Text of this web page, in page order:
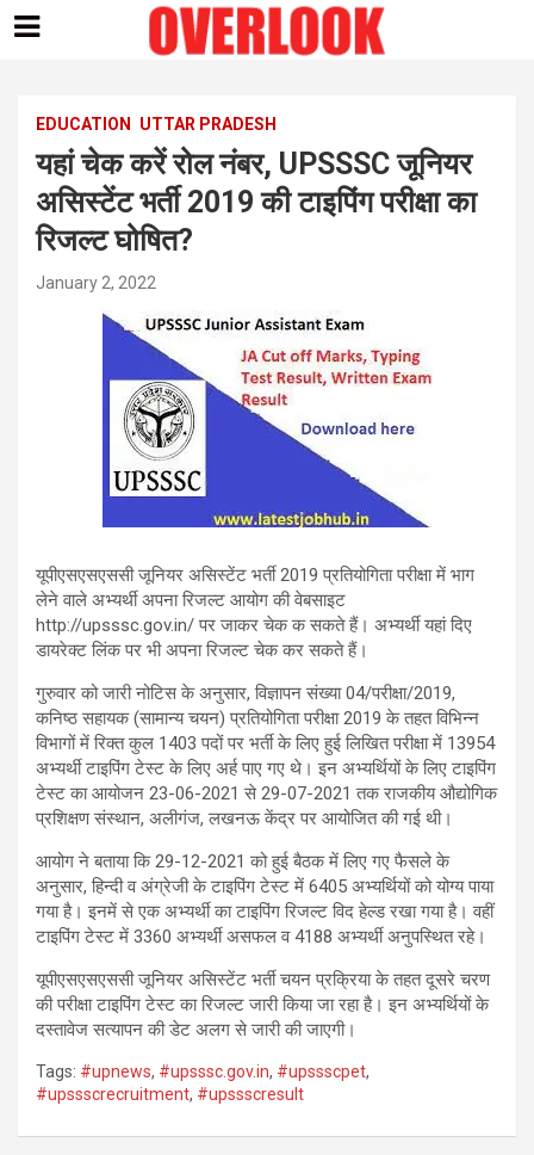
contentEDUCATION UTTAR PRADESH
यहां चेक करें रोल नंबर, UPSSSC जूनियर
असिस्टेंट भर्ती 2019 की टाइपिंग परीक्षा का
रिजल्ट घोषित?
January 2, 2022
यूपीएसएसएससी जूनियर असिस्टेंट भर्ती 2019 प्रतियोगिता परीक्षा में भाग
लेने वाले अभ्यर्थी अपना रिजल्ट आयोग की वेबसाइट
http://upsssc.gov.in/ पर जाकर चेक क सकते हैं। अभ्यर्थी यहां दिए
डायरेक्ट लिंक पर भी अपना रिजल्ट चेक कर सकते हैं।
गुरुवार को जारी नोटिस के अनुसार, विज्ञापन संख्या 04/परीक्षा/2019,
कनिष्ठ सहायक (सामान्य चयन) प्रतियोगिता परीक्षा 2019 के तहत विभिन्न
विभागों में रिक्त कुल 1403 पदों पर भर्ती के लिए हुई लिखित परीक्षा में 13954
अभ्यर्थी टाइपिंग टेस्ट के लिए अर्ह पाए गए थे। इन अभ्यर्थियों के लिए टाइपिंग
टेस्ट का आयोजन 23-06-2021 से 29-07-2021 तक राजकीय औद्योगिक
प्रशिक्षण संस्थान, अलीगंज, लखनऊ केंद्र पर आयोजित की गई थी।
आयोग ने बताया कि 29-12-2021 को हुई बैठक में लिए गए फैसले के
अनुसार, हिन्दी व अंग्रेजी के टाइपिंग टेस्ट में 6405 अभ्यर्थियों को योग्य पाया
गया है। इनमें से एक अभ्यर्थी का टाइपिंग रिजल्ट विद हेल्ड रखा गया है। वहीं
टाइपिंग टेस्ट में 3360 अभ्यर्थी असफल व 4188 अभ्यर्थी अनुपस्थित रहे।
यूपीएसएसएससी जूनियर असिस्टेंट भर्ती चयन प्रक्रिया के तहत दूसरे चरण
की परीक्षा टाइपिंग टेस्ट का रिजल्ट जारी किया जा रहा है। इन अभ्यर्थियों के
दस्तावेज सत्यापन की डेट अलग से जारी की जाएगी।
Tags: #upnews, #upsssc.gov.in, #upssscpet,
#upssscrecruitment, #upssscresult